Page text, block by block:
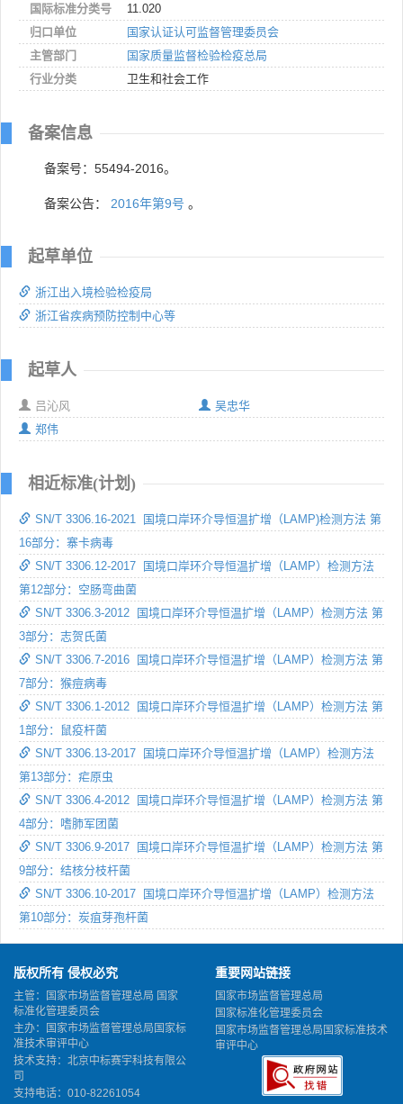
国际标准分类号
11.020
归口单位
国家认证认可监督管理委员会
主管部门
国家质量监督检验检疫总局
行业分类
卫生和社会工作
备案信息
备案号：55494-2016。
备案公告： 2016年第9号 。
起草单位
浙江出入境检验检疫局
浙江省疾病预防控制中心等
起草人
吕沁风
吴忠华
郑伟
相近标准(计划)
SN/T 3306.16-2021 国境口岸环介导恒温扩增（LAMP)检测方法 第
16部分：寨卡病毒
SN/T 3306.12-2017 国境口岸环介导恒温扩增（LAMP）检测方法
第12部分：空肠弯曲菌
SN/T 3306.3-2012 国境口岸环介导恒温扩增（LAMP）检测方法 第
3部分：志贺氏菌
SN/T 3306.7-2016 国境口岸环介导恒温扩增（LAMP）检测方法 第
7部分：猴痘病毒
SN/T 3306.1-2012 国境口岸环介导恒温扩增（LAMP）检测方法 第
1部分：鼠疫杆菌
SN/T 3306.13-2017 国境口岸环介导恒温扩增（LAMP）检测方法
第13部分：疟原虫
SN/T 3306.4-2012 国境口岸环介导恒温扩增（LAMP）检测方法 第
4部分：嗜肺军团菌
SN/T 3306.9-2017 国境口岸环介导恒温扩增（LAMP）检测方法 第
9部分：结核分枝杆菌
SN/T 3306.10-2017 国境口岸环介导恒温扩增（LAMP）检测方法
第10部分：炭疽芽孢杆菌
版权所有 侵权必究
主管：国家市场监督管理总局 国家
标准化管理委员会
主办：国家市场监督管理总局国家标
准技术审评中心
技术支持：北京中标赛宇科技有限公
司
支持电话：010-82261054
重要网站链接
国家市场监督管理总局
国家标准化管理委员会
国家市场监督管理总局国家标准技术
审评中心